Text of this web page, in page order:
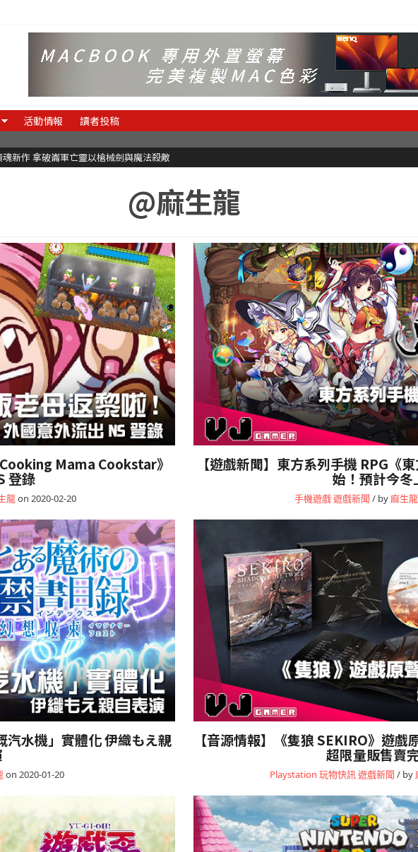
活動情報 讀者投稿
新作 拿破崙軍亡靈以槍械劍與魔法殺敵
@麻生龍
Mama Cookstar》
登錄
龍on 2020-02-20
【遊戲新聞】東方系列手機 RPG《
始！預計今冬
手機遊戲遊戲新聞 / by麻生龍
汽水機」實體化 伊織もえ親
on 2020-01-20
【音源情報】《隻狼 SEKIRO》遊戲
超限量販售賣
Playstation 玩物快訊遊戲新聞 / by